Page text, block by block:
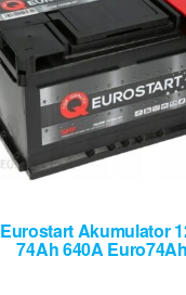
Eurostart Akumulator
74Ah 640A Euro74Ah